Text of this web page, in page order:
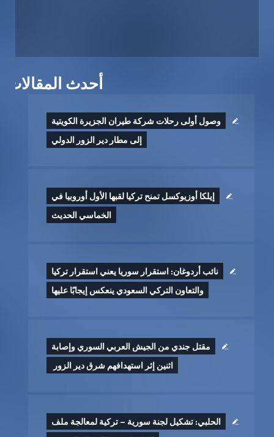
أحدث المقالات
وصول أولى رحلات شركة طيران الجزيرة الكويتية
إلى مطار دير الزور الدولي
إيلكا أوزيوكسل تمنح تركيا لقبها الأول أوروبيا في
الخماسي الحديث
نائب أردوغان: استقرار سوريا يعني استقرار تركيا
والتعاون التركي السعودي ينعكس إيجابًا عليها
مقتل جندي من الجيش العربي السوري وإصابة
اثنين إثر ‏استهدافهم شرق دير الزور ‏
الحلبي: تشكيل لجنة سورية – تركية لمعالجة ملف